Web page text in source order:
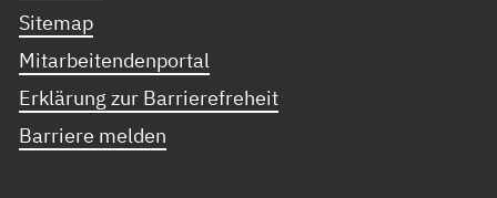
Sitemap
Mitarbeitendenportal
Erklärung zur Barrierefreheit
Barriere melden